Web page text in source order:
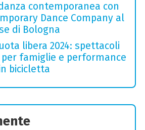
contemporanea con
Dance Company al
di Bologna
libera 2024: spettacoli
famiglie e performance
bicicletta